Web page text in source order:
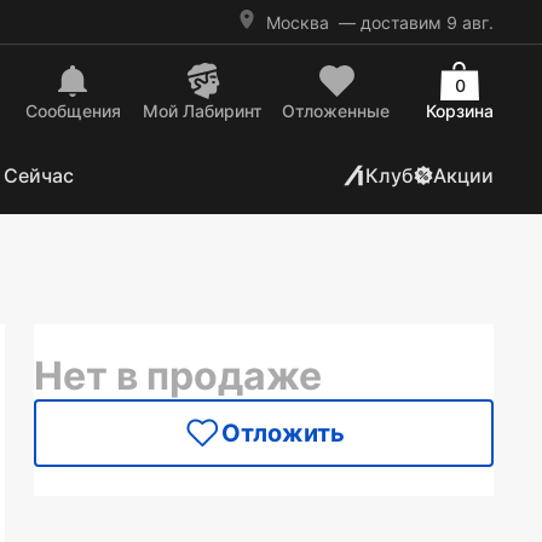
Москва — доставим 9 авг.
Сообщения Mой Лабиринт Отложенные Корзина
0
Клуб Акции
Нет в продаже
Отложить